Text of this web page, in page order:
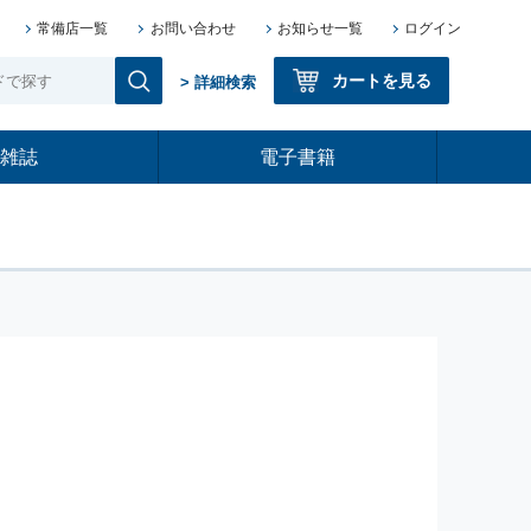
常備店一覧 お問い合わせ お知らせ一覧 ログイン
> 詳細検索 カートを見る
雑誌 電子書籍